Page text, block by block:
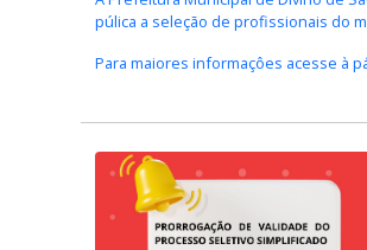
púlica a seleção de profissionais do
Para maiores informaçôes acesse à